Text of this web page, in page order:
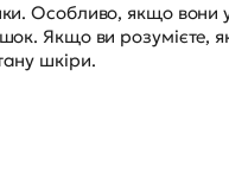
Особливо, якщо
Якщо ви
шкіри.